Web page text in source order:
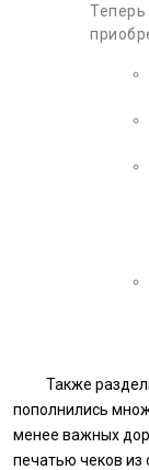
Также
пополнились
менее важных
печатью чеков из